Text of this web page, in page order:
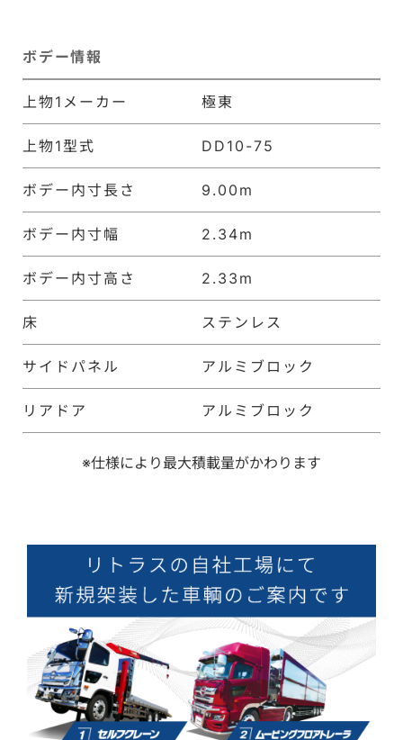
ボデー情報
上物1メーカー 極東
上物1型式 DD10-75
ボデー内寸長さ 9.00m
ボデー内寸幅 2.34m
ボデー内寸高さ 2.33m
床 ステンレス
サイドパネル アルミブロック
リアドア アルミブロック
※仕様により最大積載量がかわります